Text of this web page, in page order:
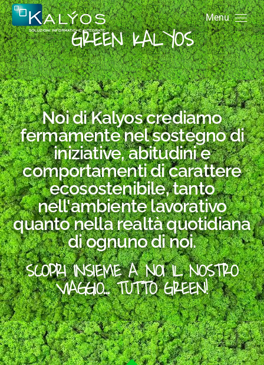
Menu
GREEN KALYOS
Noi di Kalyos crediamo
fermamente nel sostegno di
iniziative, abitudini e
comportamenti di carattere
ecosostenibile, tanto
nell'ambiente lavorativo
quanto nella realtà quotidiana
di ognuno di noi.
SCOPRI INSIEME A NOI IL NOSTRO
VIAGGIO… TUTTO GREEN!